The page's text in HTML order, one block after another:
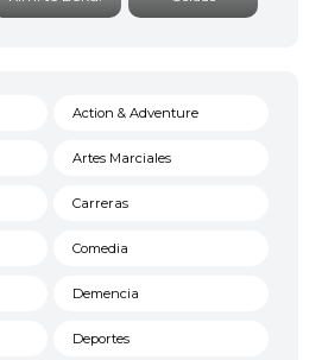
Action & Adventure
Artes Marciales
Carreras
Comedia
Demencia
Deportes